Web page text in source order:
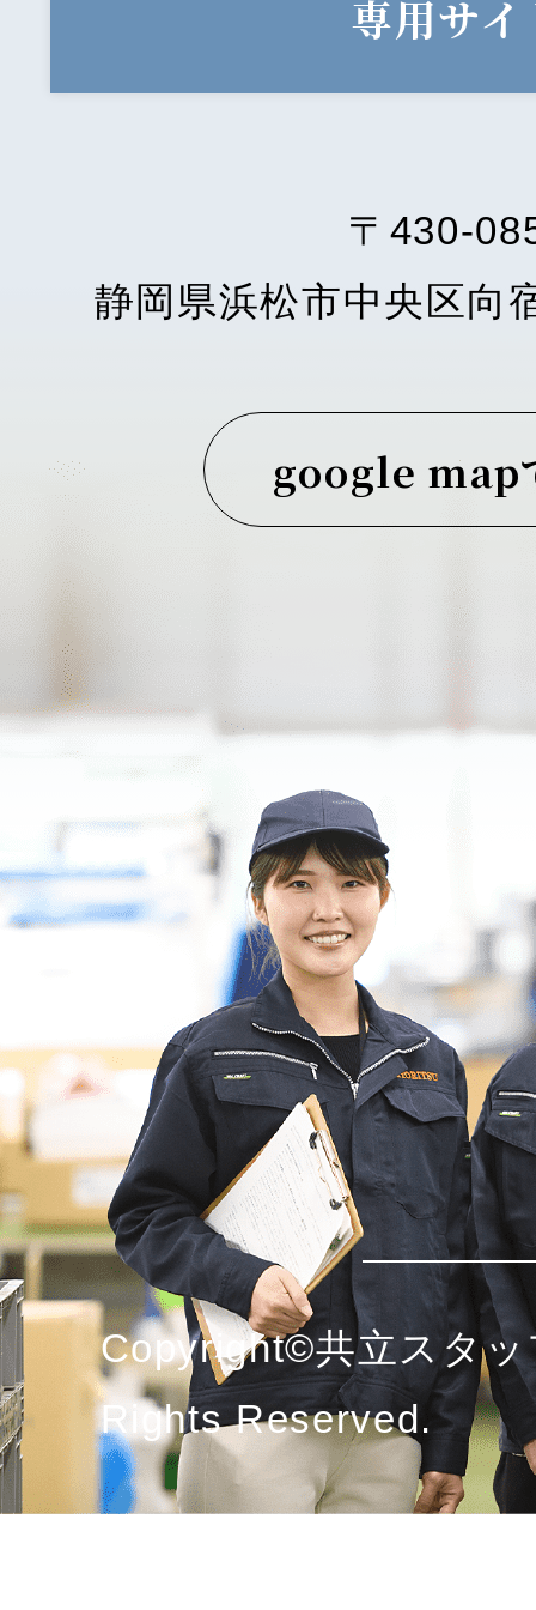
専用サ
〒430-
静岡県浜松市中央区向
google map
Copyright©共立スタ
Rights Reserved.